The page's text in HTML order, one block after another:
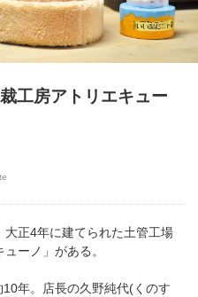
工房アトリエキュー
正4年に建てられた土管工場
ーノ」がある。
年。店長の久野純代(くのす